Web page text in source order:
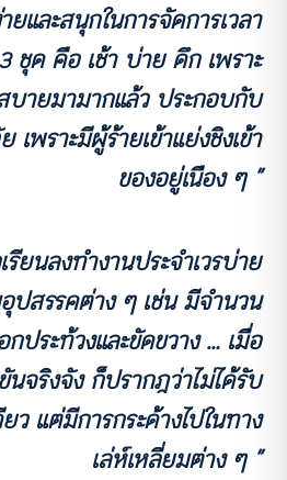
ยและสนุกในการจัดการเวลา
ชุด คือ เช้า บ่าย ดึก เพราะ
บายมามากแล้ว ประกอบกับ
พราะมีผู้ร้ายเข้าแย่งชิงเข้า
ของอยู่เนือง ๆ ”
รียนลงทำงานประจำเวรบ่าย
ปสรรคต่าง ๆ เช่น มีจำนวน
ประท้วงและขัดขวาง … เมื่อ
นจริงจัง ก็ปรากฎว่าไม่ได้รับ
ว แต่มีการกระด้างไปในทาง
เล่ห์เหลี่ยมต่าง ๆ ”